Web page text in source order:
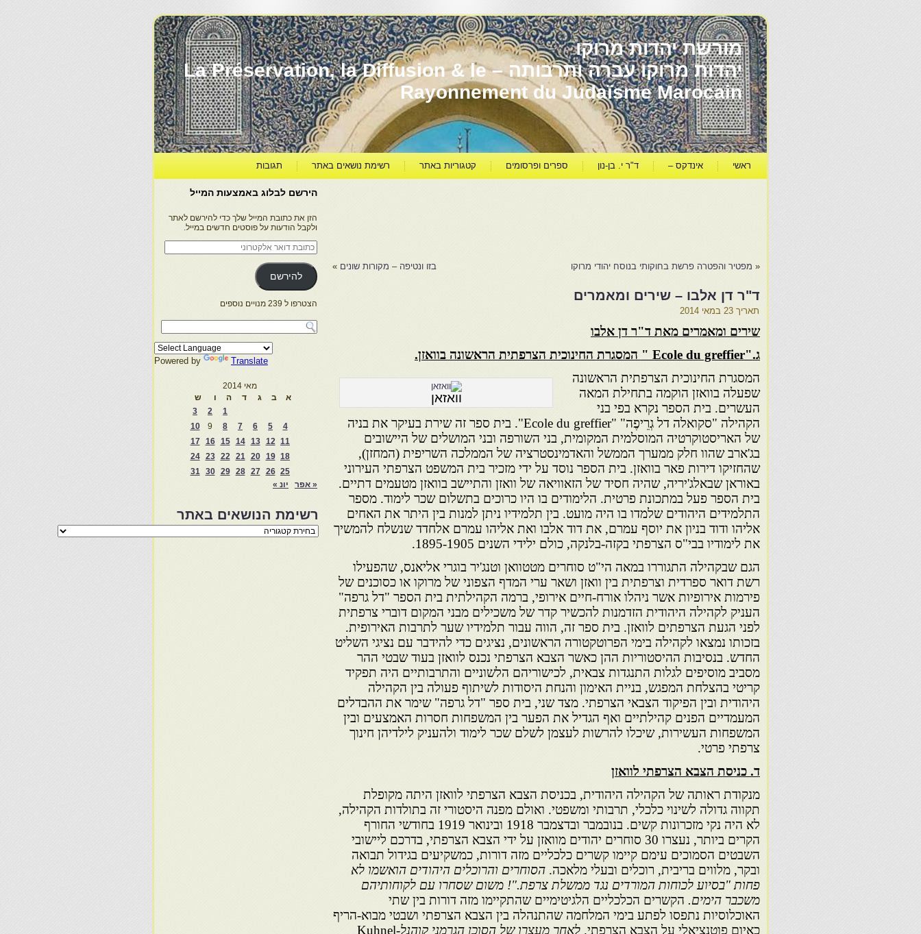
מורשת יהדות מרוקו
יהדות מרוקו עברה ותרבותה – La Préservation, la Diffusion & le
Rayonnement du Judaïsme Marocain
ראשי אינדקס – ד"ר י. בן-נון ספרים ופרסומים קטגוריות באתר רשימת נושאים באתר תגובות
« מפטיר והפטרה פרשת בחוקותי בנוסח יהודי מרוקו בזו ונטיפה – מקורות שונים »
ד"ר דן אלבו – שירים ומאמרים
תאריך 23 במאי 2014
שירים ומאמרים מאת ד"ר דן אלבו
ג."Ecole du greffier " המסגרת החינוכית הצרפתית הראשונה בוואזן.
וואזאן
המסגרת החינוכית הצרפתית הראשונה
שפעלה בוואזן הוקמה בתחילת המאה
העשרים. בית הספר נקרא בפי בני
הקהילה "סקואלה דל גְרֵיפֶה" "Ecole du greffier". בית ספר זה שירת בעיקר את בניה
של האריסטוקרטיה המוסלמית המקומית, בני השורפה ובני המושלים של היישובים
בג'ארב שהוו חלק ממערך הממשל והאדמינסטרציה של הממלכה השריפית (המחזן),
שהחזיקו דירות פאר בוואזן. בית הספר נוסד על ידי מזכיר בית המשפט הצרפתי העירוני
באוראן שבאלג'יריה, שהיה חסיד של הזאוויאה של וואזן והתיישב בוואזן מטעמים דתיים.
בית הספר פעל במתכונת פרטית. הלימודים בו היו כרוכים בתשלום שכר לימוד. מספר
התלמידים היהודים שלמדו בו היה מועט. בין תלמידיו ניתן למנות בין היתר את האחים
אליהו ודוד בניון את יוסף עמרם, את דוד אלבו ואת אליהו עמרם אלחדד שנשלח להמשיך
את לימודיו בבי"ס הצרפתי בקזה-בלנקה, כולם ילידי השנים 1895-1905.
הגם שבקהילה התגוררו במאה הי"ט סוחרים מטטוואן וטנג'יר בוגרי אליאנס, שהפעילו
רשת דואר ספרדית וצרפתית בין וואזן ושאר ערי המדף הצפוני של מרוקו או כסוכנים של
פירמות אירופיות אשר ניהלו אורח-חיים אירופי, ברמה הקהילתית בית הספר "דל גרפה"
העניק לקהילה היהודית הזדמנות להכשיר קדר של משכילים מבני המקום דוברי צרפתית
לפני הגעת הצרפתים לוואזן. בית ספר זה, הווה עבור תלמידיו שער לתרבות האירופית.
בזכותו נמצאו לקהילה בימי הפרוטקטורה הראשונים, נציגים כדי להידבר עם נציגי השליט
החדש. בנסיבות ההיסטוריות ההן כאשר הצבא הצרפתי נכנס לוואזן בעוד שבטי ההר
מסביב מוסיפים לגלות התנגדות צבאית, לכישוריהם הלשוניים והתרבותיים היה תפקיד
קריטי בהצלחת המפגש, בניית האימון והנחת היסודות לשיתוף פעולה בין הקהילה
היהודית ובין הפיקוד הצבאי הצרפתי. מצד שני, בית ספר "דל גרפה" שימר את ההבדלים
המעמדיים הפנים קהילתיים ואף הגדיל את הפער בין המשפחות חסרות האמצעים ובין
המשפחות העשירות, שיכלו להרשות לעצמן לשלם שכר לימוד ולהעניק לילדיהן חינוך
צרפתי פרטי.
ד. כניסת הצבא הצרפתי לוואזן
מנקודת ראותה של הקהילה היהודית, בכניסת הצבא הצרפתי לוואזן היתה מקופלת
תקווה גדולה לשינוי כלכלי, תרבותי ומשפטי. ואולם מפנה היסטורי זה בתולדות הקהילה,
לא היה נקי מזכרונות קשים. בנובמבר ובדצמבר 1918 ובינואר 1919 בחודשי החורף
הקרים ביותר, נעצרו 30 סוחרים יהודים מוואזן על ידי הצבא הצרפתי, בדרכם ליישובי
השבטים הסמוכים עימם קיימו קשרים כלכליים מזה דורות, כמשקיעים בגידול תבואה
ובקר, מלווים בריבית, רוכלים ובעלי מלאכה. הסוחרים והרוכלים היהודים הואשמו לא
פחות "בסיוע לכוחות המורדים נגד ממשלת צרפת."! משום שסחרו עם לקוחותיהם
משכבר הימים. הקשרים הכלכליים הלגיטימיים שהתקיימו מזה דורות בין שתי
האוכלוסיות נתפסו לפתע בימי המלחמה שהתנהלה בין הצבא הצרפתי ושבטי מבוא-הריף
כאיום פוטנציאלי על הצבא הצרפתי. לאחר מעצרו של הסוכן הגרמני קוהנל-Kuhnel
הירשם לבלוג באמצעות המייל
הזן את כתובת המייל שלך כדי להירשם לאתר
ולקבל הודעות על פוסטים חדשים במייל.
כתובת
דואר
אלקטרוני
להירשם
הצטרפו ל 239 מנויים נוספים
Powered by Translate
מאי 2014
א
ב ג ד ה ו
ש
1
2
3
4
5
6
7
8
9
10
11
12
13
14
15
16
17
18
19
20
21
22
23
24
25
26
27
28
29
30
31
« אפר
יונ »
רשימת הנושאים באתר
רשימת
הנושאים